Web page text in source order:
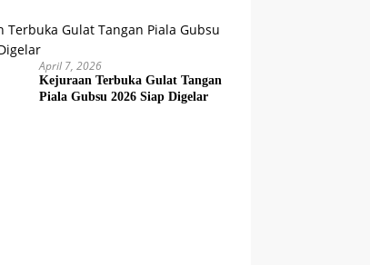
April 7, 2026
Kejuraan Terbuka Gulat Tangan
Piala Gubsu 2026 Siap Digelar